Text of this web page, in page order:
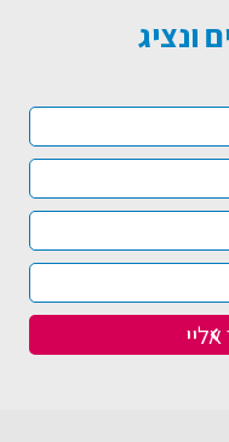
ונציג